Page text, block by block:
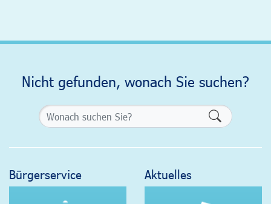
Nicht gefunden, wonach Sie suchen?
Bürgerservice Aktuelles